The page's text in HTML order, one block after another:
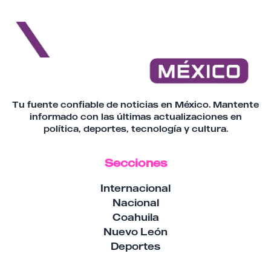
Tu fuente confiable de noticias en México. Mantente
informado con las últimas actualizaciones en
política, deportes, tecnología y cultura.
Secciones
Internacional
Nacional
Coahuila
Nuevo León
Deportes